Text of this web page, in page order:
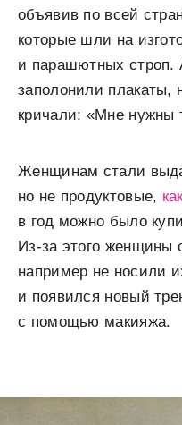
объявив по всей
которые шли на
и парашютных строп.
заполонили плакаты,
кричали: «Мне нужны
Женщинам стали
но не продуктовые,
в год можно было
Из-за этого женщины
например не носили
и появился новый
с помощью макияжа.